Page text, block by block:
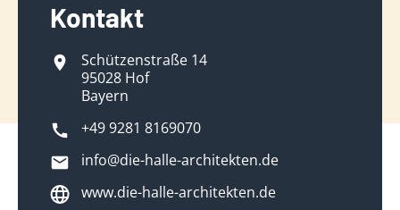
Kontakt
Schützenstraße 14
95028 Hof
Bayern
+49 9281 8169070
info@die-halle-architekten.de
www.die-halle-architekten.de